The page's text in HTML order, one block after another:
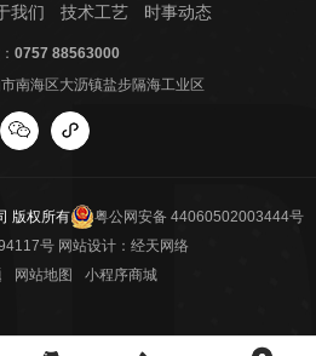
我们 技术工艺 时事动态
0757 88563000
南海区大沥镇盐步隔海工业区
版权所有
粤公网安备 44060502003444号
号网站设计： 经天网络
网站地图 小程序商城